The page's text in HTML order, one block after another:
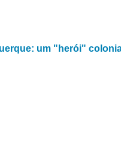
um "herói"